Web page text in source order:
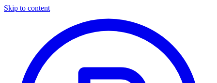
Skip to content